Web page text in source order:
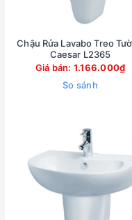
Chậu Rửa Lavabo Treo
Caesar L2365
Giá bán: 1.166.000₫
So sánh